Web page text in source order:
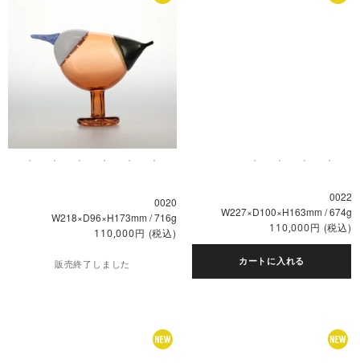
0020
W218×D96×H173mm / 716g
110,000円 (税込)
販売終了しました
0022
W227×D100×H163mm / 674g
110,000円 (税込)
カートに入れる